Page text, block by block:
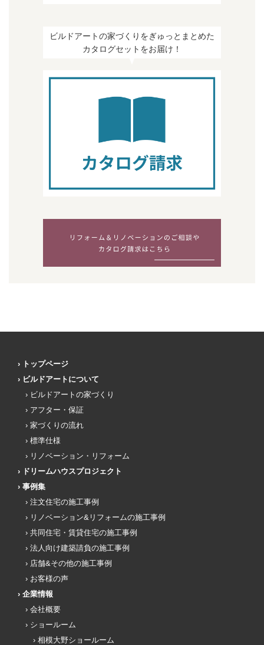
ビルドアートの家づくりをぎゅっとまとめた
カタログセットをお届け！
トップページ
ビルドアートについて
ビルドアートの家づくり
アフター・保証
家づくりの流れ
標準仕様
リノベーション・リフォーム
ドリームハウスプロジェクト
事例集
注文住宅の施工事例
リノベーション&リフォームの施工事例
共同住宅・賃貸住宅の施工事例
法人向け建築請負の施工事例
店舗&その他の施工事例
お客様の声
企業情報
会社概要
ショールーム
相模大野ショールーム